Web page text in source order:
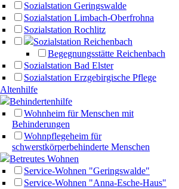
Sozialstation Geringswalde
Sozialstation Limbach-Oberfrohna
Sozialstation Rochlitz
Sozialstation Reichenbach
Begegnungsstätte Reichenbach
Sozialstation Bad Elster
Sozialstation Erzgebirgische Pflege
Altenhilfe
Behindertenhilfe
Wohnheim für Menschen mit
Behinderungen
Wohnpflegeheim für
schwerstkörperbehinderte Menschen
Betreutes Wohnen
Service-Wohnen "Geringswalde"
Service-Wohnen "Anna-Esche-Haus"